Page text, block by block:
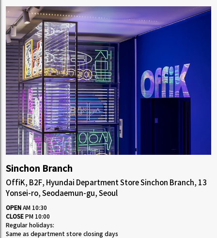
Sinchon Branch
OffiK, B2F, Hyundai Department Store Sinchon Branch, 13
Yonsei-ro, Seodaemun-gu, Seoul
OPEN AM 10:30
CLOSE PM 10:00
Regular holidays:
Same as department store closing days